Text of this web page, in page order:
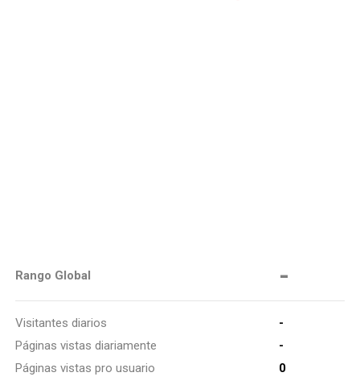
Rango Global -
Visitantes diarios
-
Páginas vistas diariamente
-
Páginas vistas pro usuario
0